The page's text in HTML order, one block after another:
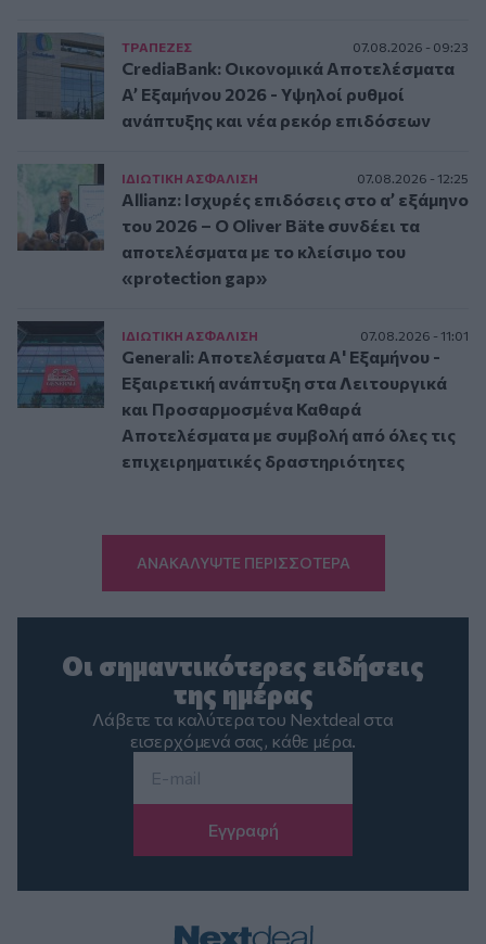
ΤΡAΠΕΖΕΣ 07.08.2026 - 09:23
CrediaBank: Οικονομικά Αποτελέσματα
A’ Εξαμήνου 2026 - Υψηλοί ρυθμοί
ανάπτυξης και νέα ρεκόρ επιδόσεων
ΙΔΙΩΤΙΚΗ ΑΣΦAΛΙΣΗ 07.08.2026 - 12:25
Allianz: Ισχυρές επιδόσεις στο α’ εξάμηνο
του 2026 – Ο Oliver Bäte συνδέει τα
αποτελέσματα με το κλείσιμο του
«protection gap»
ΙΔΙΩΤΙΚΗ ΑΣΦAΛΙΣΗ 07.08.2026 - 11:01
Generali: Αποτελέσματα Α' Εξαμήνου -
Εξαιρετική ανάπτυξη στα Λειτουργικά
και Προσαρμοσμένα Καθαρά
Αποτελέσματα με συμβολή από όλες τις
επιχειρηματικές δραστηριότητες
ΑΝΑΚΑΛΥΨΤΕ ΠΕΡΙΣΣΟΤΕΡΑ
Οι σημαντικότερες ειδήσεις
της ημέρας
Λάβετε τα καλύτερα του Nextdeal στα
εισερχόμενά σας, κάθε μέρα.